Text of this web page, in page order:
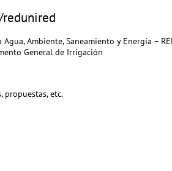
Ambiente, Saneamiento y Energía –
General de Irrigación
propuestas, etc.